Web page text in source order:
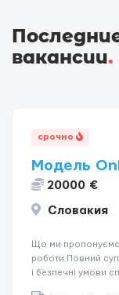
вакансии.
срочно
Модель
20000 €
Словакия
Що ми
роботи.Повний
і безпечні умови